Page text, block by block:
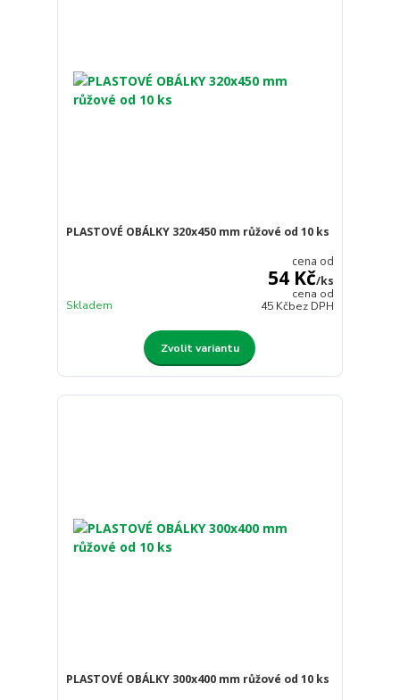
PLASTOVÉ OBÁLKY 320x450 mm růžové od 10 ks
cena od
54 Kč/ks
cena od
45 Kčbez DPH
Skladem
Zvolit variantu
PLASTOVÉ OBÁLKY 300x400 mm růžové od 10 ks